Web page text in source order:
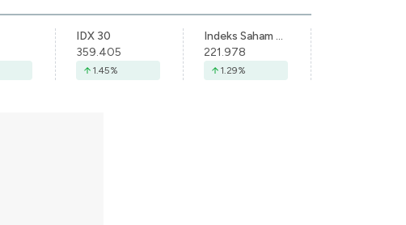
IDX 30
359.405
1.45%
Indeks Saham Syariah Indonesia
221.978
1.29%